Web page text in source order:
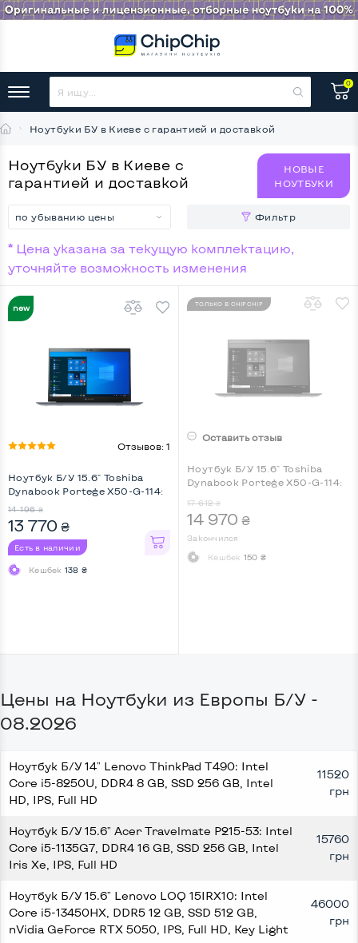
0
Ноутбуки БУ в Киеве с гарантией и доставкой
Ноутбуки БУ в Киеве с
гарантией и доставкой
НОВЫЕ
НОУТБУКИ
по убыванию цены Фильтр
* Цена указана за текущую комплектацию,
уточняйте возможность изменения
Отзывов: 1
Ноутбук Б/У 15.6" Toshiba
Dynabook Portege X50-G-114:
IPS, Full HD, 4G (LTE), Key
Light
14 196 ₴
13 770 ₴
Есть в наличии
Кешбек 138 ₴
ТОЛЬКО В CHIPCHIP
Оставить отзыв
Ноутбук Б/У 15.6" Toshiba
Dynabook Portege X50-G-114:
GB, SSD 512 GB, Intel UHD, IPS,
Full HD, 4G (LTE), Key Light
17 612 ₴
14 970 ₴
Закончился
Кешбек 150 ₴
Цены на Ноутбуки из Европы Б/У -
08.2026
Ноутбук Б/У 14" Lenovo ThinkPad T490: Intel
Core i5-8250U, DDR4 8 GB, SSD 256 GB, Intel
HD, IPS, Full HD
11520
грн
Ноутбук Б/У 15.6" Acer Travelmate P215-53: Intel
Core i5-1135G7, DDR4 16 GB, SSD 256 GB, Intel
Iris Xe, IPS, Full HD
15760
грн
Ноутбук Б/У 15.6" Lenovo LOQ 15IRX10: Intel
Core i5-13450HX, DDR5 12 GB, SSD 512 GB,
nVidia GeForce RTX 5050, IPS, Full HD, Key Light
46000
грн